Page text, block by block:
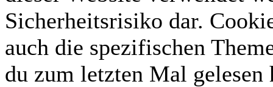
Sicherheitsrisiko dar.
auch die spezifischen
du zum letzten Mal gelesen